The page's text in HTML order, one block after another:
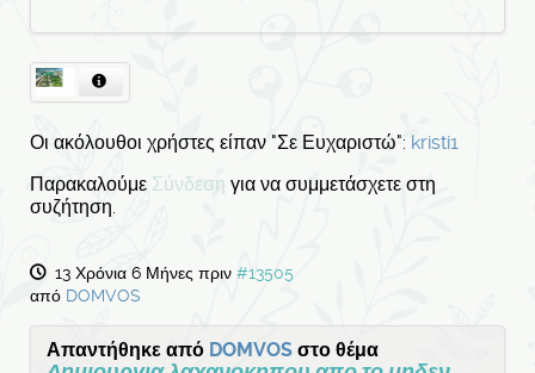
Οι ακόλουθοι χρήστες είπαν "Σε Ευχαριστώ": kristi1
Παρακαλούμε Σύνδεση για να συμμετάσχετε στη
συζήτηση.
13 Χρόνια 6 Μήνες πριν #13505
από DOMVOS
Απαντήθηκε από DOMVOS στο θέμα